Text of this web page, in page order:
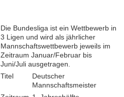
Die Bundesliga ist ein Wettbewerb in
3 Ligen und wird als jährlicher
Mannschaftswettbewerb jeweils im
Zeitraum Januar/Februar bis
Juni/Juli ausgetragen.
Titel
Deutscher
Mannschaftsmeister